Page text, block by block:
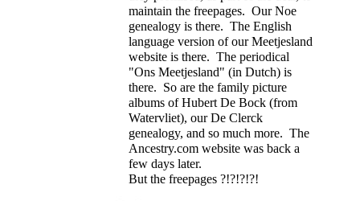
maintain the freepages. Our Noe
genealogy is there. The English
language version of our Meetjesland
website is there. The periodical
"Ons Meetjesland" (in Dutch) is
there. So are the family picture
albums of Hubert De Bock (from
Watervliet), our De Clerck
genealogy, and so much more. The
Ancestry.com website was back a
few days later.
But the freepages ?!?!?!?!